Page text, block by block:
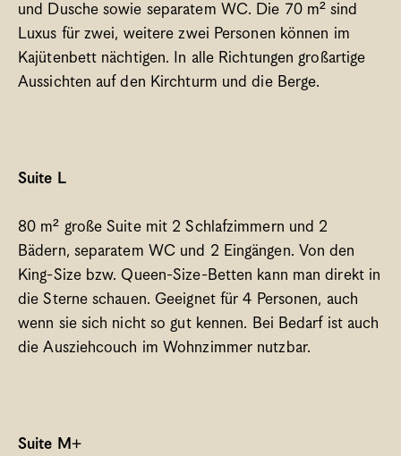
und Dusche sowie separatem WC. Die 70 m² sind
Luxus für zwei, weitere zwei Personen können im
Kajütenbett nächtigen. In alle Richtungen großartige
Aussichten auf den Kirchturm und die Berge.
Suite L
80 m² große Suite mit 2 Schlafzimmern und 2
Bädern, separatem WC und 2 Eingängen. Von den
King-Size bzw. Queen-Size-Betten kann man direkt in
die Sterne schauen. Geeignet für 4 Personen, auch
wenn sie sich nicht so gut kennen. Bei Bedarf ist auch
die Ausziehcouch im Wohnzimmer nutzbar.
Suite M+